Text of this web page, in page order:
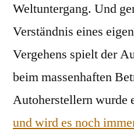
Weltuntergang. Und
Verständnis eines
Vergehens spielt der
beim massenhaften
Autoherstellern wurde
und wird es noch